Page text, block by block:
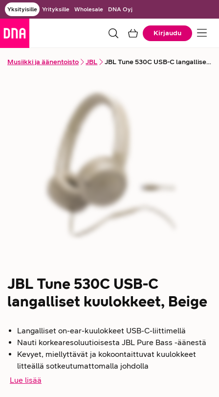
Yksityisille Yrityksille Wholesale DNA Oyj
Kirjaudu
Musiikki ja äänentoisto JBL JBL Tune 530C USB-C langalliset kuulokkeet
JBL Tune 530C USB-C
langalliset kuulokkeet, Beige
Langalliset on-ear-kuulokkeet USB-C-liittimellä
Nauti korkearesoluutioisesta JBL Pure Bass -äänestä
Kevyet, miellyttävät ja kokoontaittuvat kuulokkeet
litteällä sotkeutumattomalla johdolla
Lue lisää